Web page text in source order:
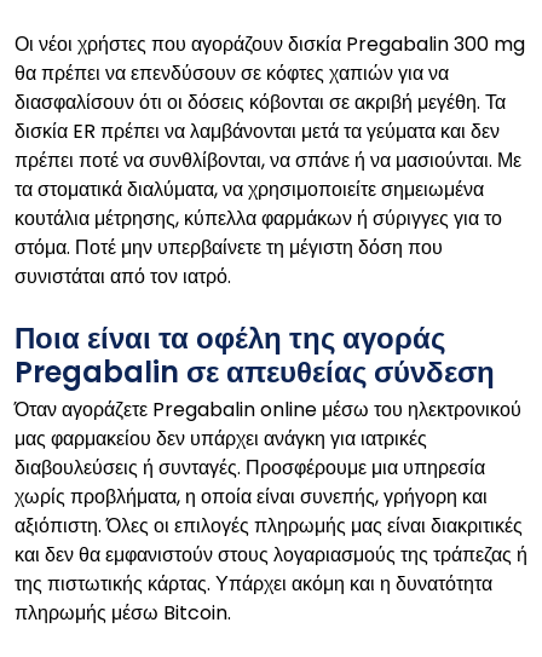
Οι νέοι χρήστες που αγοράζουν δισκία Pregabalin 300 mg
θα πρέπει να επενδύσουν σε κόφτες χαπιών για να
διασφαλίσουν ότι οι δόσεις κόβονται σε ακριβή μεγέθη. Τα
δισκία ER πρέπει να λαμβάνονται μετά τα γεύματα και δεν
πρέπει ποτέ να συνθλίβονται, να σπάνε ή να μασιούνται. Με
τα στοματικά διαλύματα, να χρησιμοποιείτε σημειωμένα
κουτάλια μέτρησης, κύπελλα φαρμάκων ή σύριγγες για το
στόμα. Ποτέ μην υπερβαίνετε τη μέγιστη δόση που
συνιστάται από τον ιατρό.
Ποια είναι τα οφέλη της αγοράς
Pregabalin σε απευθείας σύνδεση
Όταν αγοράζετε Pregabalin online μέσω του ηλεκτρονικού
μας φαρμακείου δεν υπάρχει ανάγκη για ιατρικές
διαβουλεύσεις ή συνταγές. Προσφέρουμε μια υπηρεσία
χωρίς προβλήματα, η οποία είναι συνεπής, γρήγορη και
αξιόπιστη. Όλες οι επιλογές πληρωμής μας είναι διακριτικές
και δεν θα εμφανιστούν στους λογαριασμούς της τράπεζας ή
της πιστωτικής κάρτας. Υπάρχει ακόμη και η δυνατότητα
πληρωμής μέσω Bitcoin.